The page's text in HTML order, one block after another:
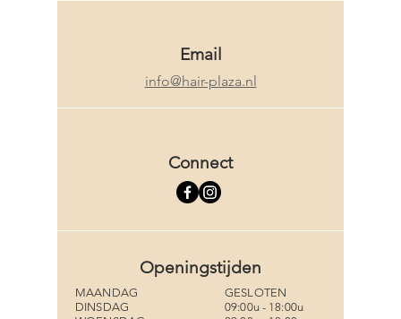
Email
info@hair-plaza.nl
Connect
Openingstijden
MAANDAG
DINSDAG
GESLOTEN
09:00u - 18:00u